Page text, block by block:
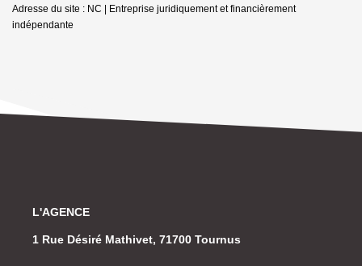
Adresse du site : NC | Entreprise juridiquement et financièrement
indépendante
L'AGENCE
1 Rue Désiré Mathivet, 71700 Tournus